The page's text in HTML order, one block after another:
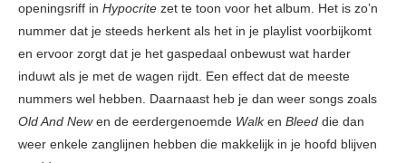
openingsriff in Hypocrite zet te toon voor het album. Het is zo’n
nummer dat je steeds herkent als het in je playlist voorbijkomt
en ervoor zorgt dat je het gaspedaal onbewust wat harder
induwt als je met de wagen rijdt. Een effect dat de meeste
nummers wel hebben. Daarnaast heb je dan weer songs zoals
Old And Newen de eerdergenoemde Walken Bleed die dan
weer enkele zanglijnen hebben die makkelijk in je hoofd blijven